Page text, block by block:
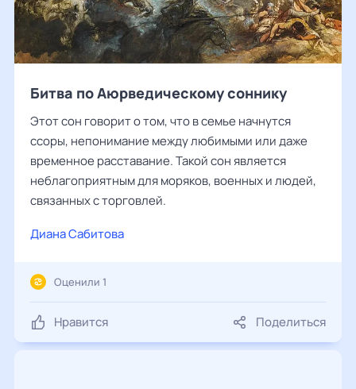
Битва по Аюрведическому соннику
Этот сон говорит о том, что в семье начнутся
ссоры, непонимание между любимыми или даже
временное расставание. Такой сон является
неблагоприятным для моряков, военных и людей,
связанных с торговлей.
Диана Сабитова
Нравится Поделиться
Оценили 1